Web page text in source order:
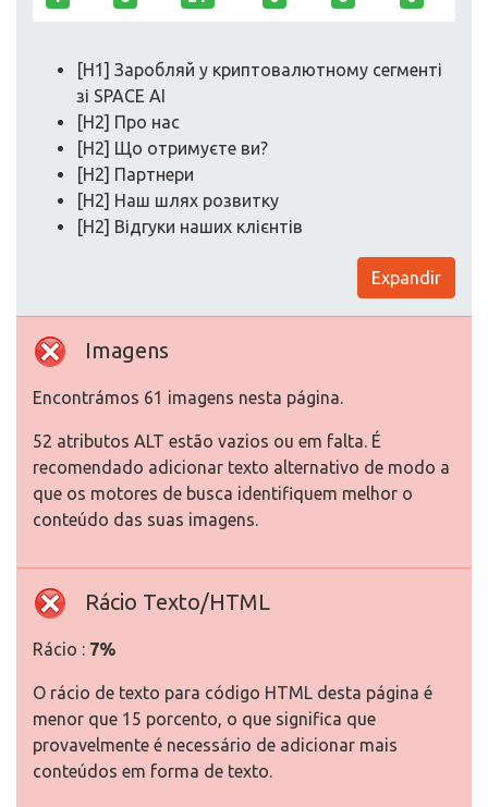
[H1] Заробляй у криптовалютному сегменті
зі SPACE AI
[H2] Про нас
[H2] Що отримуєте ви?
[H2] Партнери
[H2] Наш шлях розвитку
[H2] Відгуки наших клієнтів
Expandir
Imagens
Encontrámos 61 imagens nesta página.
52 atributos ALT estão vazios ou em falta. É
recomendado adicionar texto alternativo de modo a
que os motores de busca identifiquem melhor o
conteúdo das suas imagens.
Rácio Texto/HTML
Rácio : 7%
O rácio de texto para código HTML desta página é
menor que 15 porcento, o que significa que
provavelmente é necessário de adicionar mais
conteúdos em forma de texto.